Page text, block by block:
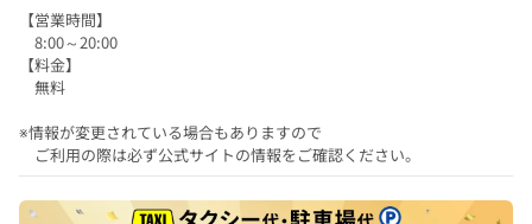
【営業時間】
8:00～20:00
【料金】
無料
※情報が変更されている場合もありますので
ご利用の際は必ず公式サイトの情報をご確認ください。